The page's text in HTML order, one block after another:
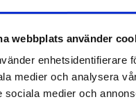
webbplats använder
enhetsidentifierare
medier och analysera
sociala medier och
och att